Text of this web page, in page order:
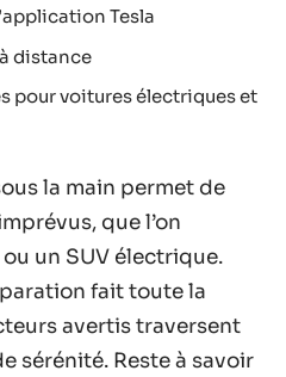
Tesla
distance
pour voitures électriques et
la main permet de
que l’on
un SUV électrique.
fait toute la
avertis traversent
sérénité. Reste à savoir